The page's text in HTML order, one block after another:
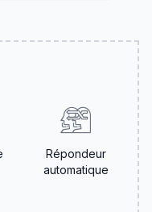
Répondeur
automatique